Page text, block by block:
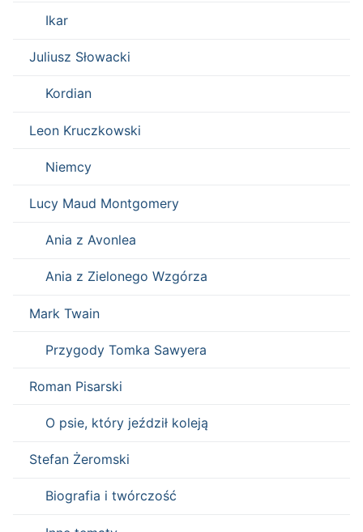
Ikar
Juliusz Słowacki
Kordian
Leon Kruczkowski
Niemcy
Lucy Maud Montgomery
Ania z Avonlea
Ania z Zielonego Wzgórza
Mark Twain
Przygody Tomka Sawyera
Roman Pisarski
O psie, który jeździł koleją
Stefan Żeromski
Biografia i twórczość